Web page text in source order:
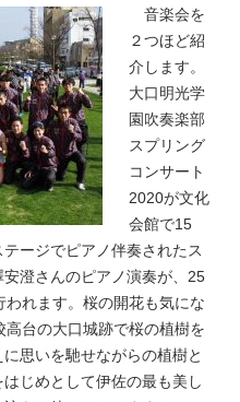
音楽会を
２つほど紹
介します。
大口明光学
園吹奏楽部
スプリング
コンサート
2020が文化
会館で15
ージでピアノ伴奏されたス
澄さんのピアノ演奏が、25
われます。桜の開花も気にな
台の大口城跡で桜の植樹を
思いを馳せながらの植樹と
じめとして伊佐の最も美し